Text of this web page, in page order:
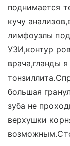
поднимается
кучу
лимфоузлы
УЗИ,контур
врача,гланды
большая
зуба не
верхушки